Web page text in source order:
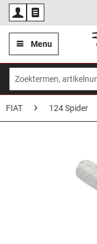
Menu
FIAT 124 Spider